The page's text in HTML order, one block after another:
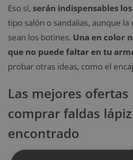
Eso sí, serán indispensables
tipo salón o sandalias, aunque la
sean los botines. Una en color
que no puede faltar en tu
probar otras ideas, como el
Las mejores ofertas
comprar faldas
encontrado